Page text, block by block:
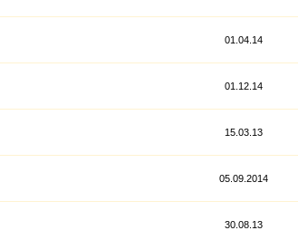
01.04.14
01.12.14
15.03.13
05.09.2014
30.08.13